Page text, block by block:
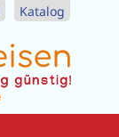
Katalog